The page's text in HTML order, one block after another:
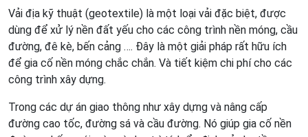
Vải địa kỹ thuật (geotextile) là một loại vải đặc biệt, được
dùng để xử lý nền đất yếu cho các công trình nền móng, cầu
đường, đê kè, bến cảng …. Đây là một giải pháp rất hữu ích
để gia cố nền móng chắc chắn. Và tiết kiệm chi phí cho các
công trình xây dựng.
Trong các dự án giao thông như xây dựng và nâng cấp
đường cao tốc, đường sá và cầu đường. Nó giúp gia cố nền